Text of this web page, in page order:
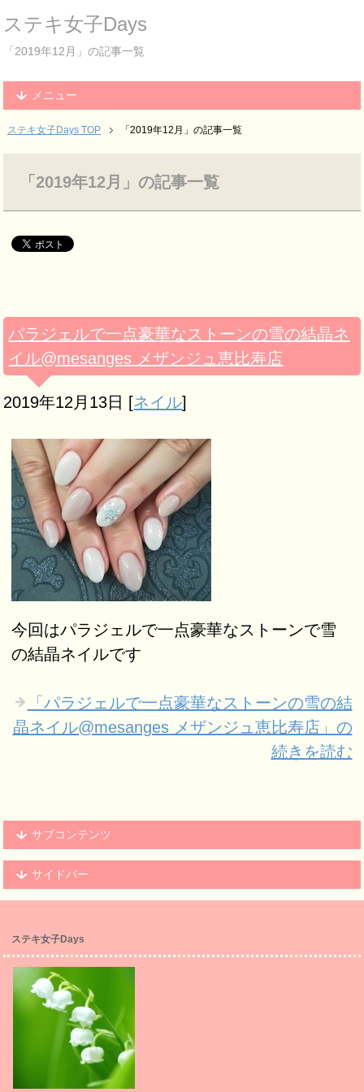
ステキ女子Days
「2019年12月」の記事一覧
メニュー
ステキ女子Days TOP 「2019年12月」の記事一覧
「2019年12月」の記事一覧
パラジェルで一点豪華なストーンの雪の結晶ネ
イル@mesanges メザンジュ恵比寿店
2019年12月13日 [ネイル]
今回はパラジェルで一点豪華なストーンで雪
の結晶ネイルです
「パラジェルで一点豪華なストーンの雪の結
晶ネイル@mesanges メザンジュ恵比寿店」の
続きを読む
サブコンテンツ
サイドバー
ステキ女子Days